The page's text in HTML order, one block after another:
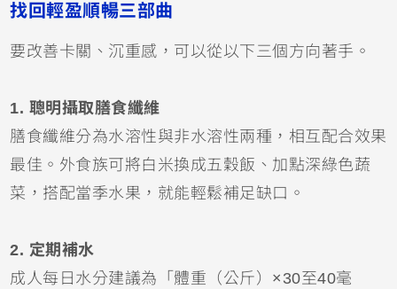
找回輕盈順暢三部曲
要改善卡關、沉重感，可以從以下三個方向著手。
1. 聰明攝取膳食纖維
膳食纖維分為水溶性與非水溶性兩種，相互配合效果
最佳。外食族可將白米換成五穀飯、加點深綠色蔬
菜，搭配當季水果，就能輕鬆補足缺口。
2. 定期補水
成人每日水分建議為「體重（公斤）×30至40毫